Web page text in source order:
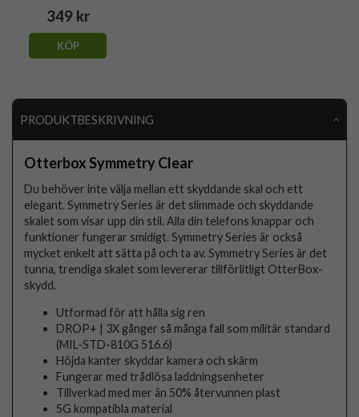
349 kr
KÖP
PRODUKTBESKRIVNING
Otterbox Symmetry Clear
Du behöver inte välja mellan ett skyddande skal och ett
elegant. Symmetry Series är det slimmade och skyddande
skalet som visar upp din stil. Alla din telefons knappar och
funktioner fungerar smidigt. Symmetry Series är också
mycket enkelt att sätta på och ta av. Symmetry Series är det
tunna, trendiga skalet som levererar tillförlitligt OtterBox-
skydd.
Utformad för att hålla sig ren
DROP+ | 3X gånger så många fall som militär standard
(MIL-STD-810G 516.6)
Höjda kanter skyddar kamera och skärm
Fungerar med trådlösa laddningsenheter
Tillverkad med mer än 50% återvunnen plast
5G kompatibla material